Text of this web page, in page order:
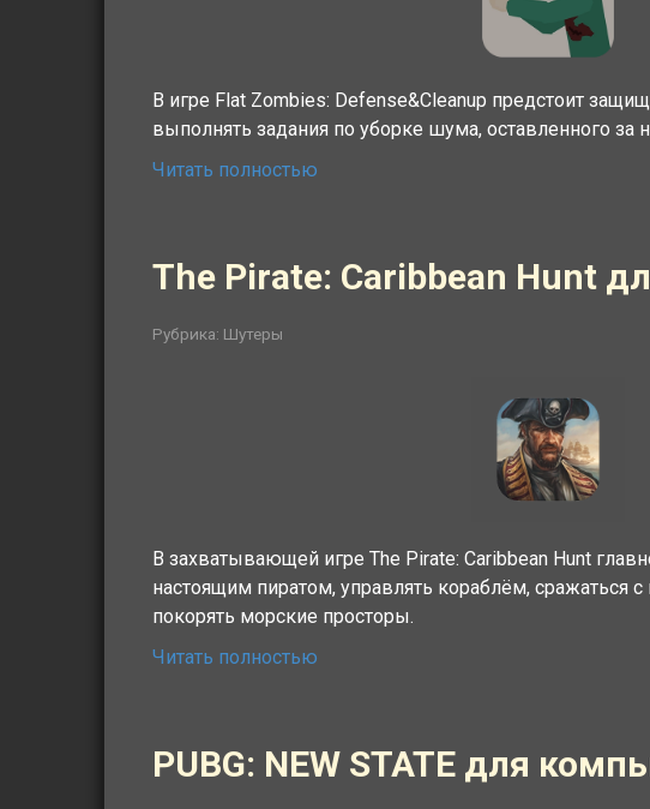
В игре Flat Zombies: Defense&Cleanup предстоит
выполнять задания по уборке шума, оставленного за
Читать полностью
The Pirate: Caribbean Hunt
Рубрика: Шутеры
В захватывающей игре The Pirate: Caribbean Hunt
настоящим пиратом, управлять кораблём, сражаться
покорять морские просторы.
Читать полностью
PUBG: NEW STATE для